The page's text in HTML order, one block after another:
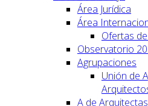
Área Jurídica
Área
Ofertas
Observatorio
Agrupaciones
Unión de
A de Arquitectas